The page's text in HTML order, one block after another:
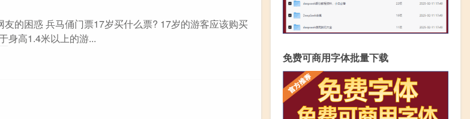
友的困惑 兵马俑门票17岁买什么票? 17岁的游客应该购买
身高1.4米以上的游...
免费可商用字体批量下载